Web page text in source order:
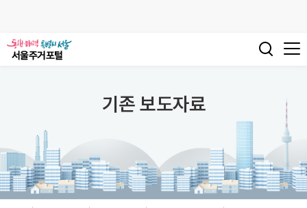
기존 보도자료